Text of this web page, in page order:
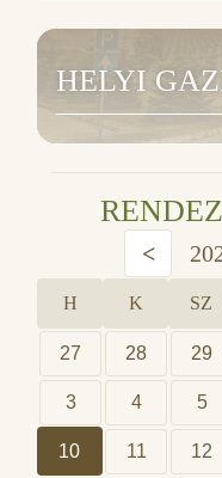
HELYI
<
H K SZ
27 28 29
3 4 5
10 11 12